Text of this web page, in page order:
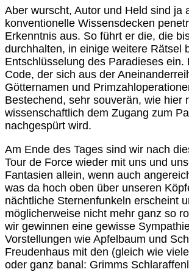
Aber wurscht, Autor und Held sind ja
konventionelle Wissensdecken
Erkenntnis aus. So führt er die, die
durchhalten, in einige weitere Rätsel
Entschlüsselung des Paradieses ein.
Code, der sich aus der
Götternamen und
Bestechend, sehr souverän, wie hier
wissenschaftlich dem Zugang zum
nachgespürt wird.
Am Ende des Tages sind wir nach
Tour de Force wieder mit uns und
Fantasien allein, wenn auch
was da hoch oben über unseren
nächtliche Sternenfunkeln erscheint
möglicherweise nicht mehr ganz so
wir gewinnen eine gewisse
Vorstellungen wie Apfelbaum und
Freudenhaus mit den (gleich wie
oder ganz banal: Grimms